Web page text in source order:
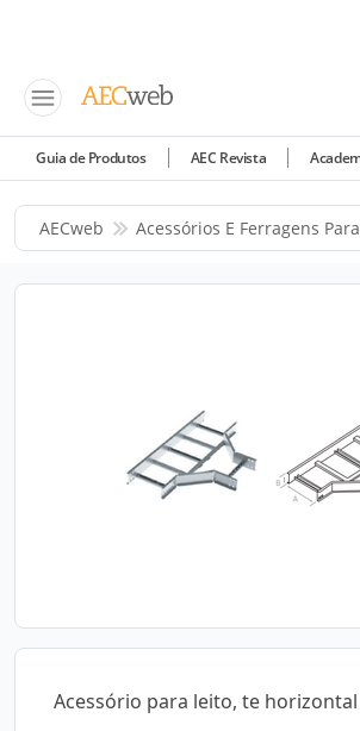
Guia de Produtos AEC Revista
AECweb Acessórios E Ferragens
Acessório para leito, te horizontal